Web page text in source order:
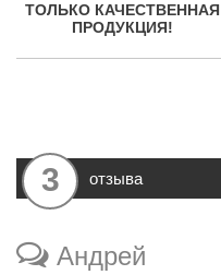
ТОЛЬКО КАЧЕСТВЕННАЯ
ПРОДУКЦИЯ!
3 отзыва
Андрей